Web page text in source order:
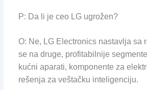
P: Da li je ceo LG ugrožen?
O: Ne, LG Electronics nastavlja sa
se na druge, profitabilnije
kućni aparati, komponente za
rešenja za veštačku inteligenciju.